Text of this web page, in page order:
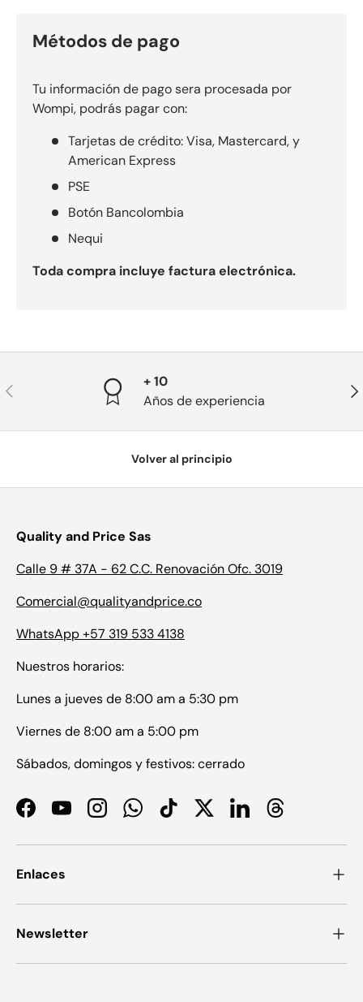
Métodos de pago
Tu información de pago sera procesada por
Wompi, podrás pagar con:
Tarjetas de crédito: Visa, Mastercard, y
American Express
PSE
Botón Bancolombia
Nequi
Toda compra incluye factura electrónica.
Anterior
+ 10
Años de experiencia
Volver al principio
Quality and Price Sas
Calle 9 # 37A - 62 C.C. Renovación Ofc. 3019
Comercial@qualityandprice.co
WhatsApp +57 319 533 4138
Nuestros horarios:
Lunes a jueves de 8:00 am a 5:30 pm
Viernes de 8:00 am a 5:00 pm
Sábados, domingos y festivos: cerrado
FacebookYouTubeInstagramWhatsAppTikTokTwitterLinkedInThreads
Enlaces
Newsletter